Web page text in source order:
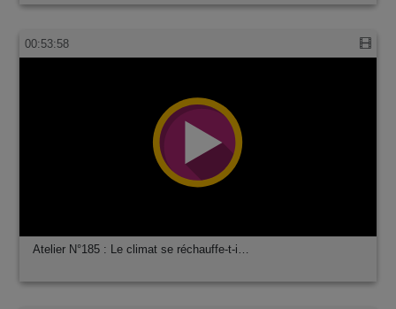
00:53:58
Atelier N°185 : Le climat se réchauffe-t-i…